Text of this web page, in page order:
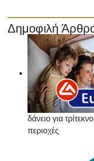
Δημοφιλή
δάνειο για
περιοχές